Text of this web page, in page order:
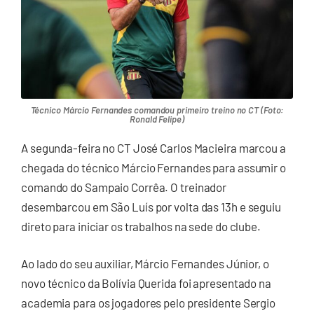
Técnico Márcio Fernandes comandou primeiro treino no CT (Foto:
Ronald Felipe)
A segunda-feira no CT José Carlos Macieira marcou a
chegada do técnico Márcio Fernandes para assumir o
comando do Sampaio Corrêa. O treinador
desembarcou em São Luís por volta das 13h e seguiu
direto para iniciar os trabalhos na sede do clube.
Ao lado do seu auxiliar, Márcio Fernandes Júnior, o
novo técnico da Bolívia Querida foi apresentado na
academia para os jogadores pelo presidente Sergio